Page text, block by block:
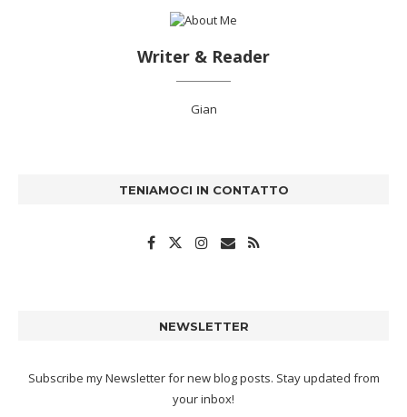
Writer & Reader
Gian
TENIAMOCI IN CONTATTO
NEWSLETTER
Subscribe my Newsletter for new blog posts. Stay updated from
your inbox!